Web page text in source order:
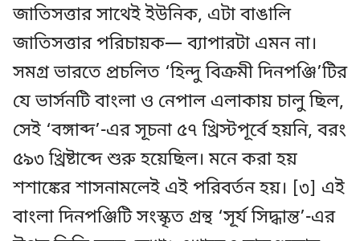
জাতিসত্তার সাথেই ইউনিক, এটা বাঙালি
জাতিসত্তার পরিচায়ক— ব্যাপারটা এমন না।
সমগ্র ভারতে প্রচলিত ‘হিন্দু বিক্রমী দিনপঞ্জি’টির
যে ভার্সনটি বাংলা ও নেপাল এলাকায় চালু ছিল,
সেই ‘বঙ্গাব্দ’-এর সূচনা ৫৭ খ্রিস্টপূর্বে হয়নি, বরং
৫৯৩ খ্রিষ্টাব্দে শুরু হয়েছিল। মনে করা হয়
শশাঙ্কের শাসনামলেই এই পরিবর্তন হয়। [৩] এই
বাংলা দিনপঞ্জিটি সংস্কৃত গ্রন্থ ‘সূর্য সিদ্ধান্ত’-এর